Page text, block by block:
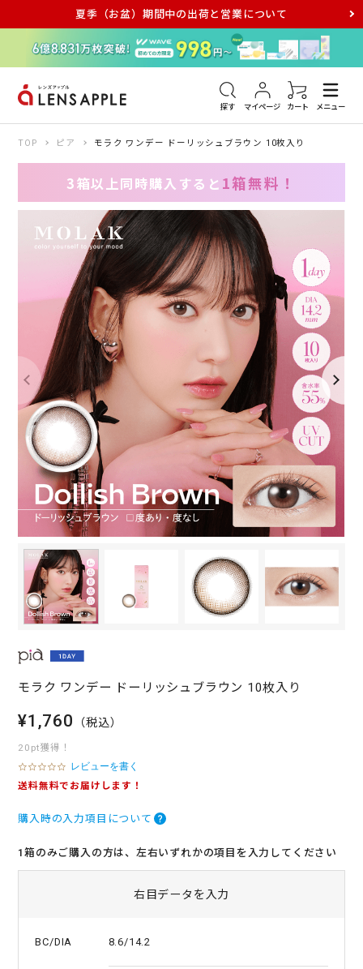
夏季（お盆）期間中の出荷と営業について
探す マイページ カート メニュー
アキュビュー メダリスト メガネ
TOP ピア モラク ワンデー ドーリッシュブラウン 10枚入り
3箱以上同時購入すると 1箱無料！
モラク ワンデー ドーリッシュブラウン 10枚入り
¥1,760 （税込）
20pt獲得！
0
.
t
r
レビューを書く
送料無料でお届けします！
購入時の入力項目について
1箱のみご購入の方は、左右いずれかの項目を入力してください
右目データを入力
BC/DIA 8.6/14.2